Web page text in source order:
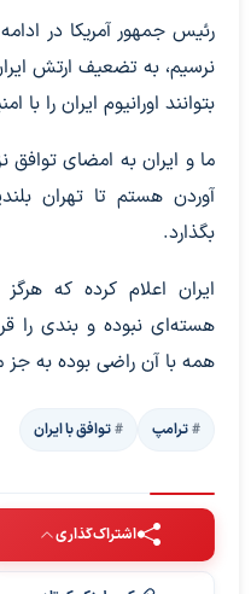
رئیس جمهور آمریکا در
نرسیم، به تضعیف ارتش
بتوانند اورانیوم ایران را با
ما و ایران به امضای
آوردن هستم تا تهران
بگذارد.
ایران اعلام کرده که
هسته‌ای نبوده و بندی را
همه با آن راضی بوده به
ترامپ توافق با ایران
اشتراک‌گذاری